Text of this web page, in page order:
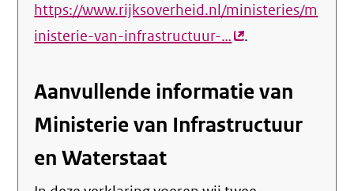
https://www.rijksoverheid.nl/ministeries/m
inisterie-van-infrastructuur-…(externe
.
Aanvullende informatie van
Ministerie van Infrastructuur
en Waterstaat